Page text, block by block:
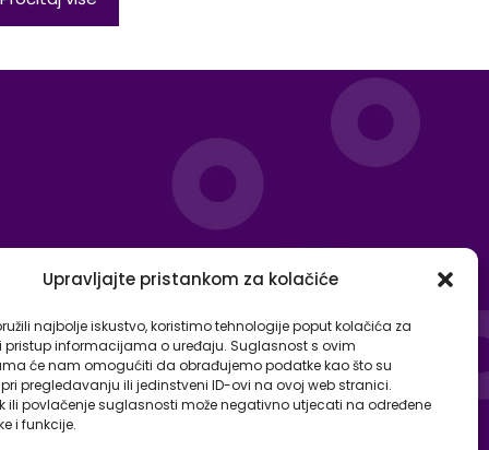
Upravljajte pristankom za kolačiće
najbolje iskustvo, koristimo tehnologije poput kolačića za
pristup informacijama o uređaju. Suglasnost s ovim
će nam omogućiti da obrađujemo podatke kao što su
pregledavanju ili jedinstveni ID-ovi na ovoj web stranici.
ili povlačenje suglasnosti može negativno utjecati na određene
i funkcije.